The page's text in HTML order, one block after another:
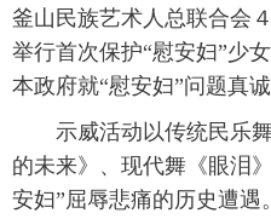
图片 视频
旅游 健康
金融 公益
富媒体 摄影
釜山民族艺术人总联合会
举行首次保护“慰安妇”少
本政府就“慰安妇”问题真诚
示威活动以传统民乐舞
的未来》、现代舞《眼泪
安妇”屈辱悲痛的历史遭遇。